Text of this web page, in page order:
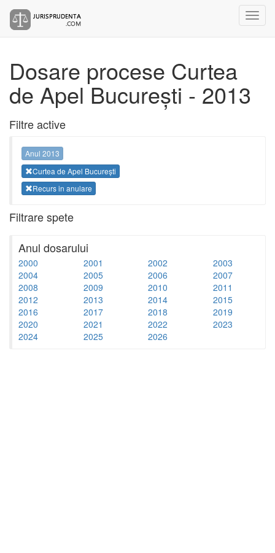
Dosare procese Curtea
de Apel București - 2013
Filtre active
Anul 2013
Curtea de Apel București
Recurs in anulare
Filtrare spete
Anul dosarului
2000 2001 2002
2003
2004
2005 2006
2007
2008
2009 2010
2011
2012
2013 2014
2015
2016
2017 2018
2019
2020
2021 2022
2023
2024
2025 2026